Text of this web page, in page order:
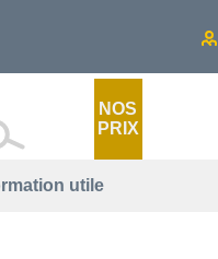
NOS
PRIX
utile